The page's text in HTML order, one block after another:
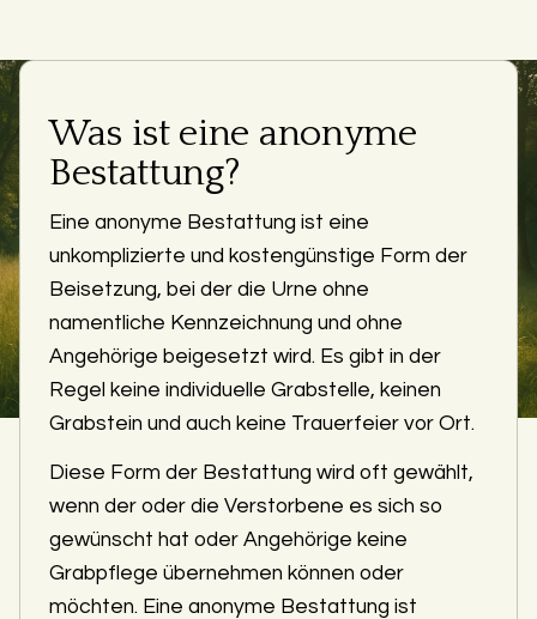
Was ist eine anonyme
Bestattung?
Eine anonyme Bestattung ist eine
unkomplizierte und kostengünstige Form der
Beisetzung, bei der die Urne ohne
namentliche Kennzeichnung und ohne
Angehörige beigesetzt wird. Es gibt in der
Regel keine individuelle Grabstelle, keinen
Grabstein und auch keine Trauerfeier vor Ort.
Diese Form der Bestattung wird oft gewählt,
wenn der oder die Verstorbene es sich so
gewünscht hat oder Angehörige keine
Grabpflege übernehmen können oder
möchten. Eine anonyme Bestattung ist